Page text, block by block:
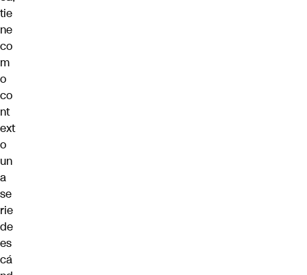
tie
ne
co
m
o
co
nt
ext
o
un
a
se
rie
de
es
cá